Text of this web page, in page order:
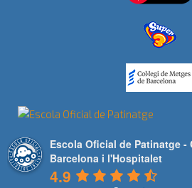
Escola Oficial de Patinatge -
Barcelona i l'Hospitalet
4.9